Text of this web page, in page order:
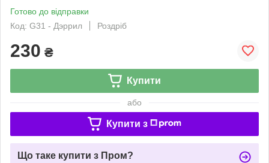
Готово до відправки
Код: G31 - Дэррил
Роздріб
230 ₴
Купити
або
Купити з
Що таке купити з Пром?